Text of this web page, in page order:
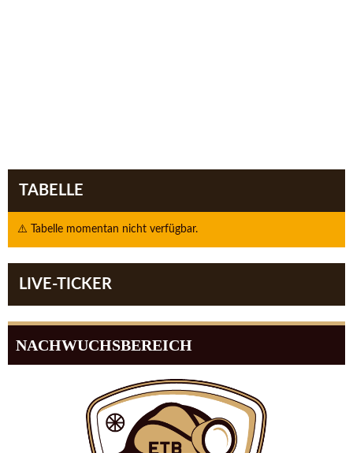
TABELLE
⚠️ Tabelle momentan nicht verfügbar.
LIVE-TICKER
NACHWUCHSBEREICH